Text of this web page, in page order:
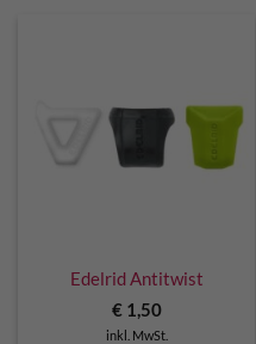
Edelrid Antitwist
€1,50
inkl. MwSt.